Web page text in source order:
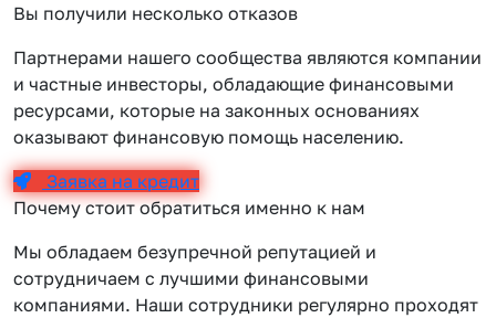
Вы получили несколько отказов
Партнерами нашего сообщества являются компании
и частные инвесторы, обладающие финансовыми
ресурсами, которые на законных основаниях
оказывают финансовую помощь населению.
Заявка на кредит
Почему стоит обратиться именно к нам
Мы обладаем безупречной репутацией и
сотрудничаем с лучшими финансовыми
компаниями. Наши сотрудники регулярно проходят